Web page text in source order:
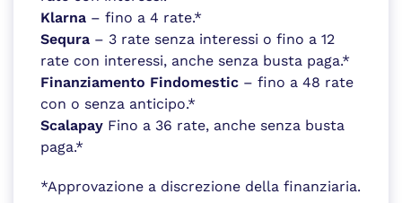
Klarna – fino a 4 rate.*
Sequra – 3 rate senza interessi o fino a 12
rate con interessi, anche senza busta paga.*
Finanziamento Findomestic – fino a 48 rate
con o senza anticipo.*
Scalapay Fino a 36 rate, anche senza busta
paga.*
*Approvazione a discrezione della finanziaria.